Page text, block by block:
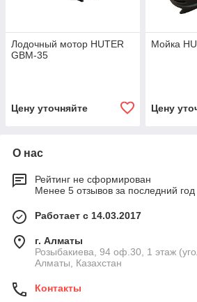
Лодочный мотор HUTER
GBM-35
Цену уточняйте
Мойка
Цену
О нас
Рейтинг не сформирован
Менее 5 отзывов за последний год
Работает с 14.03.2017
г. Алматы
Розыбакиева, 94 оф.30, 1 этаж
Алматы, Казахстан
Контакты